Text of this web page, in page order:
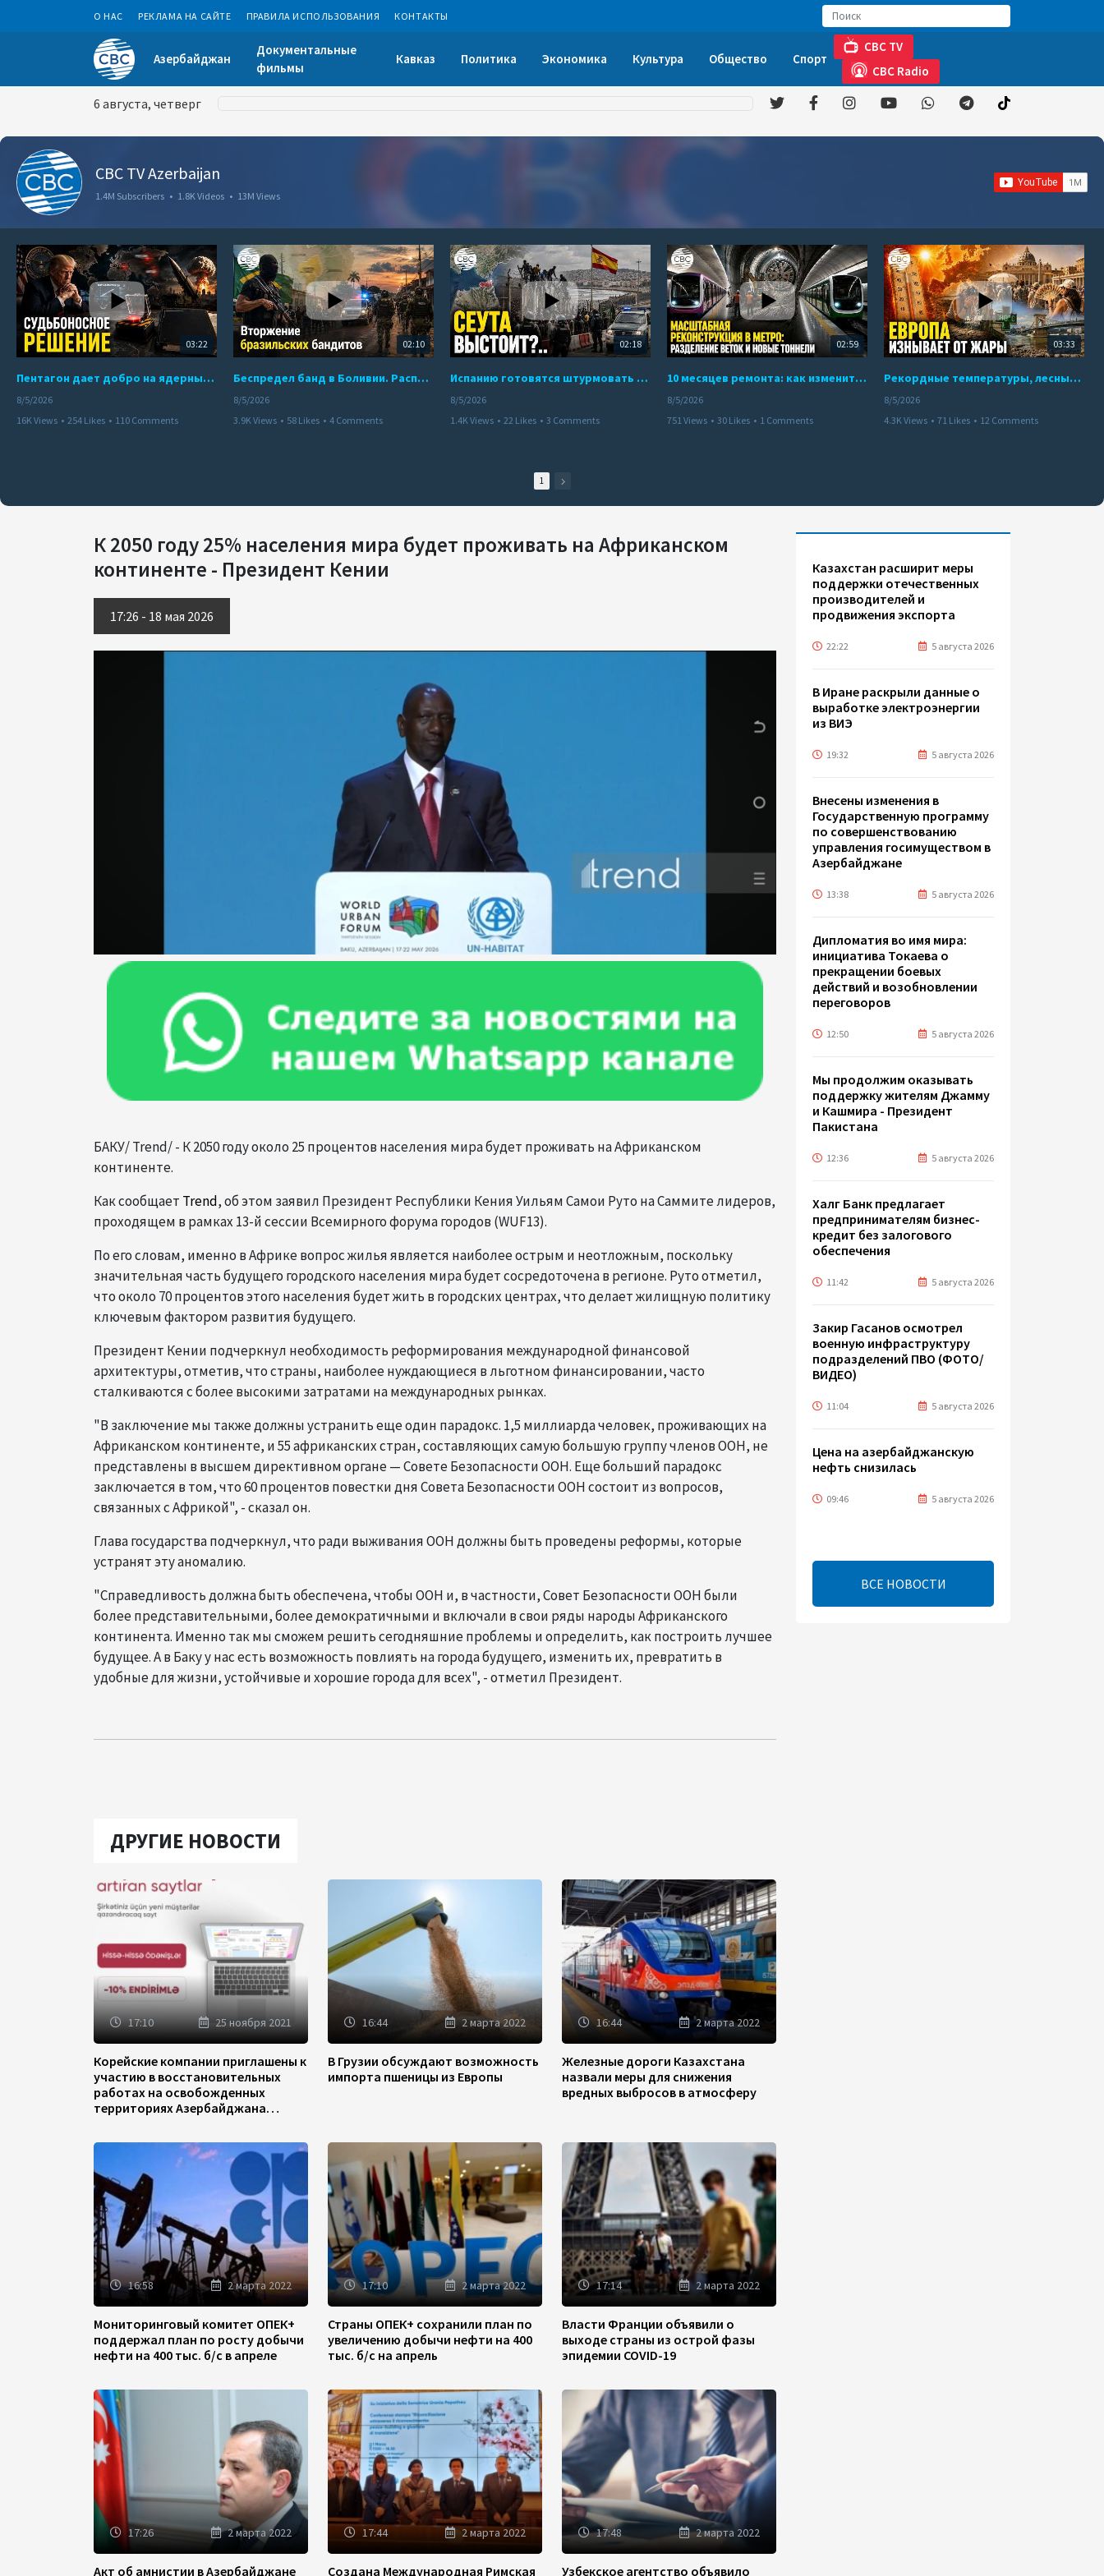
О НАС РЕКЛАМА НА САЙТЕ ПРАВИЛА ИСПОЛЬЗОВАНИЯ КОНТАКТЫ
Азербайджан
Документальные
фильмы
Кавказ Политика Экономика Культура Общество Спорт
CBC TV
CBC Radio
6 августа, четверг
CBC TV Azerbaijan
1.4M Subscribers • 1.8K Videos • 13M Views
03:22
Пентагон дает добро на ядерный удар по противникам США
8/5/2026
16K Views • 254 Likes • 110 Comments
02:10
Беспредел банд в Боливии. Расправы над наркоторговцами
8/5/2026
3.9K Views • 58 Likes • 4 Comments
02:18
Испанию готовятся штурмовать десятки тысяч марокканцев
8/5/2026
1.4K Views • 22 Likes • 3 Comments
02:59
10 месяцев ремонта: как изменится работа Бакинского метро с 15 августа
8/5/2026
751 Views • 30 Likes • 1 Comments
03:33
Рекордные температуры, лесные пожары и красный уровень опасности
8/5/2026
4.3K Views • 71 Likes • 12 Comments
1
К 2050 году 25% населения мира будет проживать на Африканском
континенте - Президент Кении
17:26 - 18 мая 2026
БАКУ/ Trend/ - К 2050 году около 25 процентов населения мира будет проживать на Африканском
континенте.
Как сообщает Trend, об этом заявил Президент Республики Кения Уильям Самои Руто на Саммите лидеров,
проходящем в рамках 13-й сессии Всемирного форума городов (WUF13).
По его словам, именно в Африке вопрос жилья является наиболее острым и неотложным, поскольку
значительная часть будущего городского населения мира будет сосредоточена в регионе. Руто отметил,
что около 70 процентов этого населения будет жить в городских центрах, что делает жилищную политику
ключевым фактором развития будущего.
Президент Кении подчеркнул необходимость реформирования международной финансовой
архитектуры, отметив, что страны, наиболее нуждающиеся в льготном финансировании, часто
сталкиваются с более высокими затратами на международных рынках.
"В заключение мы также должны устранить еще один парадокс. 1,5 миллиарда человек, проживающих на
Африканском континенте, и 55 африканских стран, составляющих самую большую группу членов ООН, не
представлены в высшем директивном органе — Совете Безопасности ООН. Еще больший парадокс
заключается в том, что 60 процентов повестки дня Совета Безопасности ООН состоит из вопросов,
связанных с Африкой", - сказал он.
Глава государства подчеркнул, что ради выживания ООН должны быть проведены реформы, которые
устранят эту аномалию.
"Справедливость должна быть обеспечена, чтобы ООН и, в частности, Совет Безопасности ООН были
более представительными, более демократичными и включали в свои ряды народы Африканского
континента. Именно так мы сможем решить сегодняшние проблемы и определить, как построить лучшее
будущее. А в Баку у нас есть возможность повлиять на города будущего, изменить их, превратить в
удобные для жизни, устойчивые и хорошие города для всех", - отметил Президент.
ДРУГИЕ НОВОСТИ
17:10 25 ноября 2021
Корейские компании приглашены к
участию в восстановительных
работах на освобожденных
территориях Азербайджана
16:44 2 марта 2022
В Грузии обсуждают возможность
импорта пшеницы из Европы
16:44 2 марта 2022
Железные дороги Казахстана
назвали меры для снижения
вредных выбросов в атмосферу
16:58 2 марта 2022
Мониторинговый комитет ОПЕК+
поддержал план по росту добычи
нефти на 400 тыс. б/с в апреле
17:10 2 марта 2022
Страны ОПЕК+ сохранили план по
увеличению добычи нефти на 400
тыс. б/с на апрель
17:14 2 марта 2022
Власти Франции объявили о
выходе страны из острой фазы
эпидемии COVID-19
17:26 2 марта 2022
Акт об амнистии в Азербайджане
17:44 2 марта 2022
Создана Международная Римская
17:48 2 марта 2022
Узбекское агентство объявило
Казахстан расширит меры
поддержки отечественных
производителей и
продвижения экспорта
22:22 5 августа 2026
В Иране раскрыли данные о
выработке электроэнергии
из ВИЭ
19:32 5 августа 2026
Внесены изменения в
Государственную программу
по совершенствованию
управления госимуществом в
Азербайджане
13:38 5 августа 2026
Дипломатия во имя мира:
инициатива Токаева о
прекращении боевых
действий и возобновлении
переговоров
12:50 5 августа 2026
Мы продолжим оказывать
поддержку жителям Джамму
и Кашмира - Президент
Пакистана
12:36 5 августа 2026
Халг Банк предлагает
предпринимателям бизнес-
кредит без залогового
обеспечения
11:42 5 августа 2026
Закир Гасанов осмотрел
военную инфраструктуру
подразделений ПВО (ФОТО/
ВИДЕО)
11:04 5 августа 2026
Цена на азербайджанскую
нефть cнизилась
09:46 5 августа 2026
ученый Эргун Кырлыковалы
Талеба по вопросу Рубена
Варданяна
ВСЕ НОВОСТИ